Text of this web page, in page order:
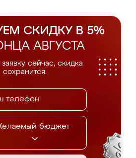
СКИДКУ В 5%
АВГУСТА
заявку сейчас, скидка
сохранится.
бюджет